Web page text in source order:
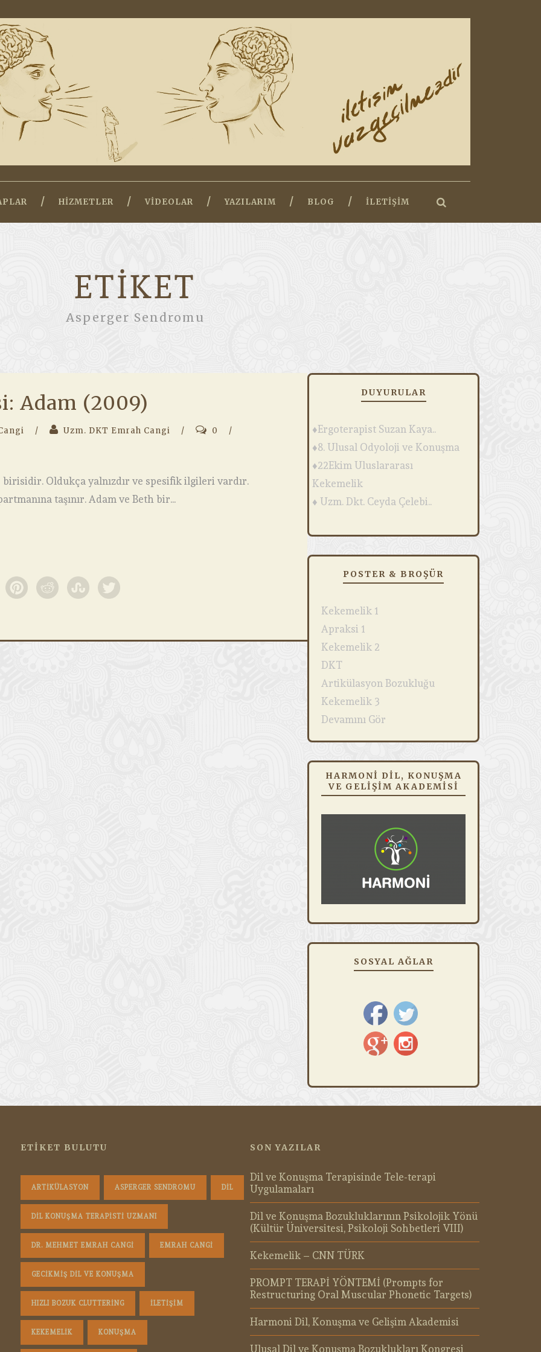
HIZMETLER VIDEOLAR YAZILARIM BLOG İLETIŞIM
ETIKET
Asperger Sendromu
Adam (2009)
/ Uzm. DKT Emrah Cangi / 0 /
birisidir. Oldukça yalnızdır ve spesifik ilgileri vardır.
taşınır. Adam ve Beth bir...
DUYURULAR
♦Ergoterapist Suzan Kaya..
♦8. Ulusal Odyoloji ve Konuşma
♦22Ekim Uluslararası
Kekemelik
♦ Uzm. Dkt. Ceyda Çelebi..
POSTER & BROŞÜR
Kekemelik 1
Apraksi 1
Kekemelik 2
DKT
Artikülasyon Bozukluğu
Kekemelik 3
Devamını Gör
HARMONI DIL, KONUŞMA
VE GELIŞIM AKADEMISI
SOSYAL AĞLAR
ETIKET BULUTU
ARTIKÜLASYON ASPERGER SENDROMU DIL
DIL KONUŞMA TERAPISTI UZMANI
DR. MEHMET EMRAH CANGI EMRAH CANGI
GECIKMIŞ DIL VE KONUŞMA
HIZLI BOZUK CLUTTERING ILETIŞIM
KEKEMELIK KONUŞMA
SON YAZILAR
Dil ve Konuşma Terapisinde Tele-terapi
Uygulamaları
Dil ve Konuşma Bozukluklarının Psikolojik Yönü
(Kültür Üniversitesi, Psikoloji Sohbetleri VIII)
Kekemelik – CNN TÜRK
PROMPT TERAPİ YÖNTEMİ (Prompts for
Restructuring Oral Muscular Phonetic Targets)
Harmoni Dil, Konuşma ve Gelişim Akademisi
Ulusal Dil ve Konuşma Bozuklukları Kongresi